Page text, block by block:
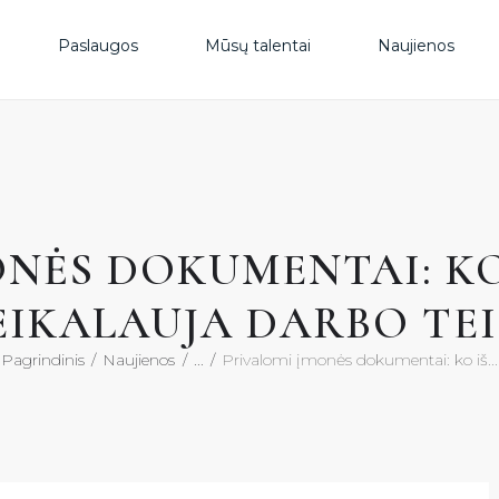
Paslaugos Mūsų talentai Naujienos
DOKUMENTAI:
DARBO
Pagrindinis Naujienos Privalomi įmonės dokumentai: ko iš...
DUK